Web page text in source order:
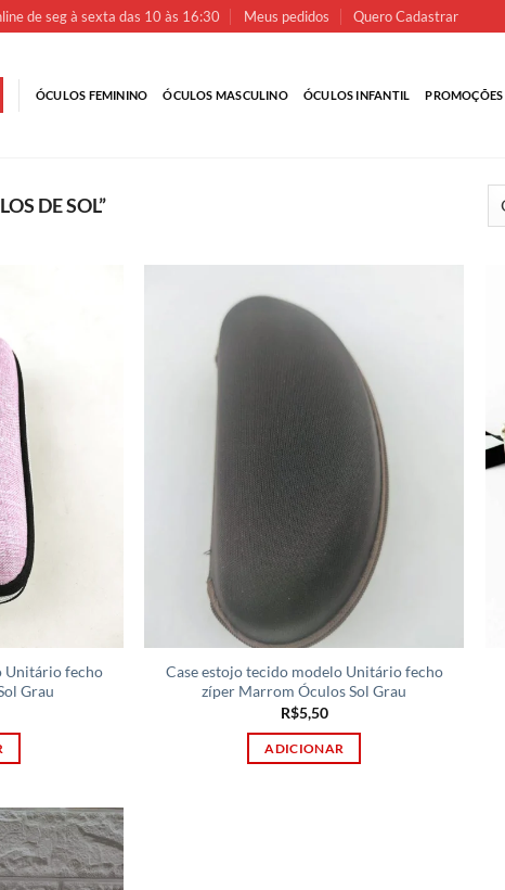
de seg à sexta das 10 às 16:30 Meus pedidos Quero Cadastrar
ÓCULOS FEMININO ÓCULOS MASCULINO ÓCULOS INFANTIL PROMOÇÕES
DE SOL”
Unitário fecho
Grau
Case estojo tecido modelo Unitário fecho
zíper Marrom Óculos Sol Grau
R$5,50
ADICIONAR